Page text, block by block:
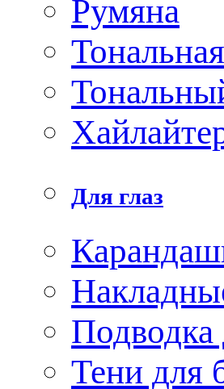
Румяна
Для глаз
Подводка
Тени для